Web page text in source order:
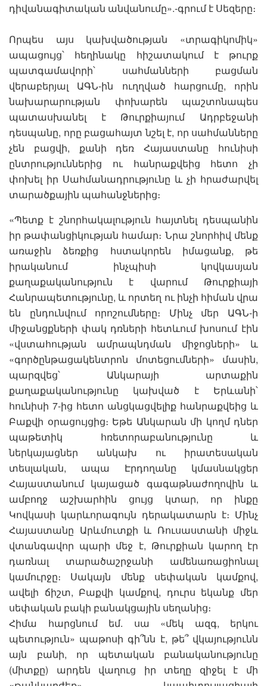
դիվանագիտական անվանումը».-գրում է Սեզերը։
Որպես այս կախվածության «տրագիկոմիկ»
ապացույց՝ հեղինակը հիշատակում է թուրք
պատգամավորի՝ սահմանների բացման
վերաբերյալ ԱԳՆ-ին ուղղված հարցումը, որին
նախարարության փոխարեն պաշտոնապես
պատասխանել է Թուրքիայում Ադրբեջանի
դեսպանը, որը բացահայտ նշել է, որ սահմանները
չեն բացվի, քանի դեռ Հայաստանը հունիսի
ընտրություններից ու հանրաքվեից հետո չի
փոխել իր Սահմանադրությունը և չի հրաժարվել
տարածքային պահանջներից։
«Պետք է շնորհակալություն հայտնել դեսպանին
իր թափանցիկության համար։ Նրա շնորհիվ մենք
առաջին ձեռքից հստակորեն իմացանք, թե
իրականում ինչպիսի կովկասյան
քաղաքականություն է վարում Թուրքիայի
Հանրապետությունը, և որտեղ ու ինչի հիման վրա
են ընդունվում որոշումները։ Մինչ մեր ԱԳՆ-ի
միջանցքների փակ դռների հետևում խոսում էին
«վստահության ամրապնդման միջոցների» և
«գործընթացակենտրոն մոտեցումների» մասին,
պարզվեց՝ Անկարայի արտաքին
քաղաքականությունը կախված է Երևանի՝
հունիսի 7-ից հետո անցկացվելիք հանրաքվեից և
Բաքվի օրացույցից։ Եթե Անկարան մի կողմ դներ
պաթետիկ հռետորաբանությունը և
ներկայացներ անկախ ու իրատեսական
տեսլական, ապա Էրդողանը կմասնակցեր
Հայաստանում կայացած գագաթնաժողովին և
ամբողջ աշխարհին ցույց կտար, որ ինքը
Կովկասի կարևորագույն դերակատարն է։ Մինչ
Հայաստանը Արևմուտքի և Ռուսաստանի միջև
վտանգավոր պարի մեջ է, Թուրքիան կարող էր
դառնալ տարածաշրջանի ամենառացիոնալ
կամուրջը։ Սակայն մենք սեփական կամքով,
ավելի ճիշտ, Բաքվի կամքով, դուրս եկանք մեր
սեփական բակի բանակցային սեղանից։
Հիմա հարցնում եմ. սա «մեկ ազգ, երկու
պետություն» պաթոսի գի՞նն է, թե՞ վկայությունն
այն բանի, որ պետական բանականությունը
(միտքը) արդեն վաղուց իր տեղը զիջել է մի